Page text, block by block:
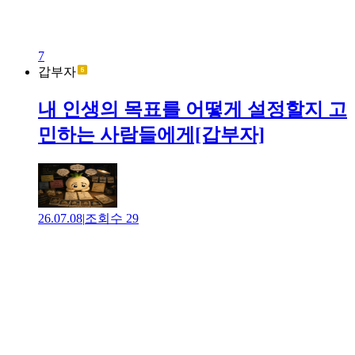
7
갑부자
내 인생의 목표를 어떻게 설정할지 고
민하는 사람들에게[갑부자]
26.07.08|조회수 29